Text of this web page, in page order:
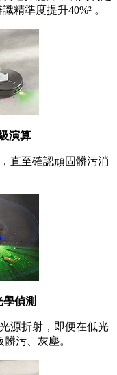
精準度提升40%² 。
演算
直至確認頑固髒污消
偵測
源折射，即便在低光
污、灰塵。